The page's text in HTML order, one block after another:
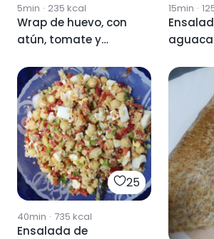
5min · 235 kcal
Wrap de huevo, con
atún, tomate y
15min ·
25
40min · 735 kcal
Ensalada de